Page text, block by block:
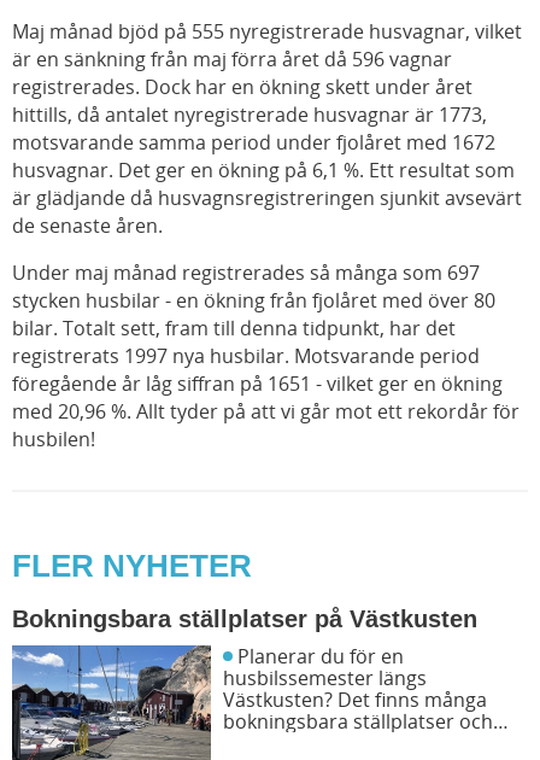
Maj månad bjöd på 555 nyregistrerade husvagnar, vilket
är en sänkning från maj förra året då 596 vagnar
registrerades. Dock har en ökning skett under året
hittills, då antalet nyregistrerade husvagnar är 1773,
motsvarande samma period under fjolåret med 1672
husvagnar. Det ger en ökning på 6,1 %. Ett resultat som
är glädjande då husvagnsregistreringen sjunkit avsevärt
de senaste åren.
Under maj månad registrerades så många som 697
stycken husbilar - en ökning från fjolåret med över 80
bilar. Totalt sett, fram till denna tidpunkt, har det
registrerats 1997 nya husbilar. Motsvarande period
föregående år låg siffran på 1651 - vilket ger en ökning
med 20,96 %. Allt tyder på att vi går mot ett rekordår för
husbilen!
FLER NYHETER
Bokningsbara ställplatser på Västkusten
husbilssemester längs
Västkusten? Det finns många
bokningsbara ställplatser och